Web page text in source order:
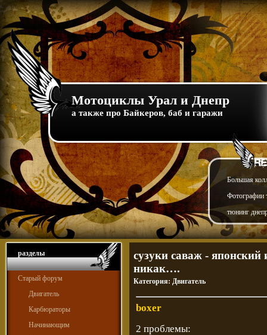
Мотоциклы Урал и Днепр
а также про Байкеров, баб и гаражи
Большая
Фотографии
тюнинг
разделы
Старый форум
Двигатель
Карбюраторы
Начинающим
сузуки саваж -
никак….
Категория: Двигатель
boxer
2 проблемы: